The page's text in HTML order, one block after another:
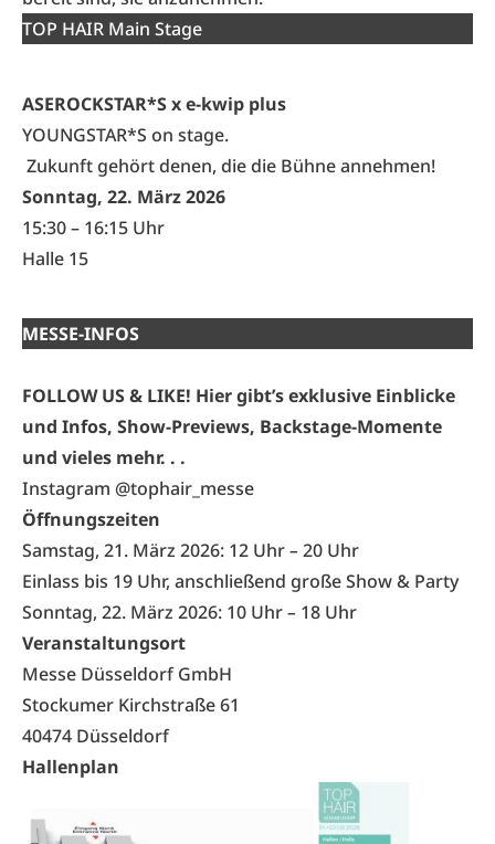
TOP HAIR Main Stage
ASEROCKSTAR*S x e-kwip plus
YOUNGSTAR*S on stage.
Zukunft gehört denen, die die Bühne annehmen!
Sonntag, 22. März 2026
15:30 – 16:15 Uhr
Halle 15
MESSE-INFOS
FOLLOW US & LIKE! Hier gibt’s exklusive Einblicke
und Infos, Show-Previews, Backstage-Momente
und vieles mehr. . .
Instagram @tophair_messe
Öffnungszeiten
Samstag, 21. März 2026: 12 Uhr– 20 Uhr
Einlass bis 19 Uhr, anschließend große Show & Party
Sonntag, 22. März 2026: 10 Uhr– 18 Uhr
Veranstaltungsort
Messe Düsseldorf GmbH
Stockumer Kirchstraße 61
40474 Düsseldorf
Hallenplan